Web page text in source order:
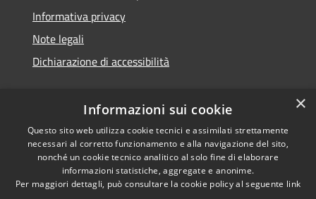
Informativa privacy
Note legali
Dichiarazione di accessibilità
RSS
Accessibilità
Copyright © 2026 • Comune di
×
Informazioni sui cookie
Questo sito web utilizza cookie tecnici e assimilati strettamente
necessari al corretto funzionamento e alla navigazione del sito,
nonché un cookie tecnico analitico al solo fine di elaborare
informazioni statistiche, aggregate e anonime.
Per maggiori dettagli, può consultare la cookie policy al seguente link